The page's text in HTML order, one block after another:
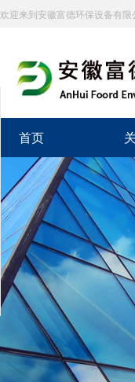
欢迎来到安徽富德环保设备有限
首页
分享到
微信
百度贴吧
豆瓣
QQ好友
QQ空间
复制网址
打印